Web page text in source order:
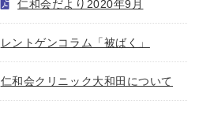
仁和会だより2020年9月
レントゲンコラム「被ばく」
仁和会クリニック大和田について